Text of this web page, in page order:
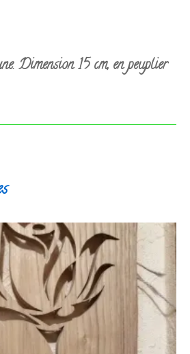
Dimension 15 cm, en peuplier